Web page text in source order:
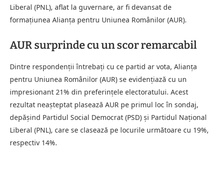
Liberal (PNL), aflat la guvernare, ar fi devansat de
formațiunea Alianța pentru Uniunea Românilor (AUR).
AUR surprinde cu un scor remarcabil
Dintre respondenții întrebați cu ce partid ar vota, Alianța
pentru Uniunea Românilor (AUR) se evidențiază cu un
impresionant 21% din preferințele electoratului. Acest
rezultat neașteptat plasează AUR pe primul loc în sondaj,
depășind Partidul Social Democrat (PSD) și Partidul Național
Liberal (PNL), care se clasează pe locurile următoare cu 19%,
respectiv 14%.